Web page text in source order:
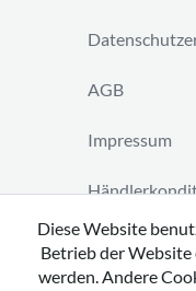
AGB
Impressum
Vertrag
Diese Website
Betrieb der
werden. Andere